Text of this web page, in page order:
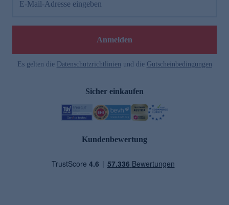
E-Mail-Adresse eingeben
Anmelden
Es gelten die Datenschutzrichtlinien und die Gutscheinbedingungen
Sicher einkaufen
Kundenbewertung